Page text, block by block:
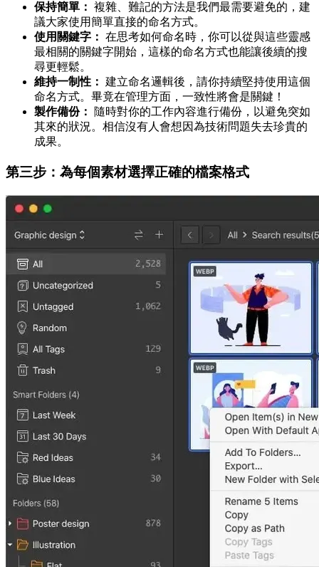
保持簡單： 複雜、難記的方法是我們最需要避免的，建
議大家使用簡單直接的命名方式。
使用關鍵字： 在思考如何命名時，你可以從與這些靈感
最相關的關鍵字開始，這樣的命名方式也能讓後續的搜
尋更輕鬆。
維持一制性： 建立命名邏輯後，請你持續堅持使用這個
命名方式。畢竟在管理方面，一致性將會是關鍵！
製作備份：
隨時對你的工作內容進行備份，以避免突如
其來的狀況。相信沒有人會想因為技術問題失去珍貴的
成果。
第三步：為每個素材選擇正確的檔案格式